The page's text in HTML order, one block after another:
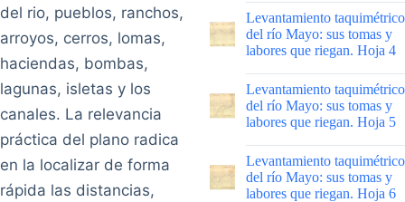
del rio, pueblos, ranchos,
arroyos, cerros, lomas,
haciendas, bombas,
lagunas, isletas y los
canales. La relevancia
práctica del plano radica
en la localizar de forma
rápida las distancias,
|
Levantamiento taquimétrico
del río Mayo: sus tomas y
labores que riegan. Hoja 4
|
Levantamiento taquimétrico
del río Mayo: sus tomas y
labores que riegan. Hoja 5
|
Levantamiento taquimétrico
del río Mayo: sus tomas y
labores que riegan. Hoja 6